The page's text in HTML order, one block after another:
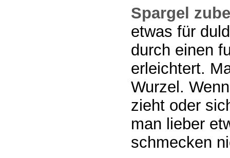
Spargel
etwas für
durch einen
erleichtert.
Wurzel.
zieht oder
man lieber
schmecken